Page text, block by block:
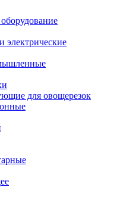
электрические
для овощерезок